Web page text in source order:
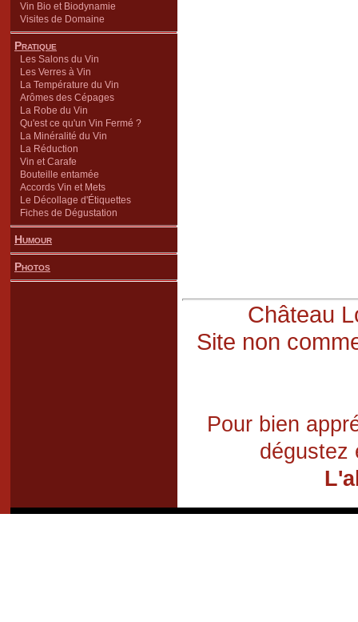
Vin Bio et Biodynamie
Visites de Domaine
Pratique
Les Salons du Vin
Les Verres à Vin
La Température du Vin
Arômes des Cépages
La Robe du Vin
Qu'est ce qu'un Vin Fermé ?
La Minéralité du Vin
La Réduction
Vin et Carafe
Bouteille entamée
Accords Vin et Mets
Le Décollage d'Étiquettes
Fiches de Dégustation
Humour
Photos
Château
Site non
Pour bien
dégustez